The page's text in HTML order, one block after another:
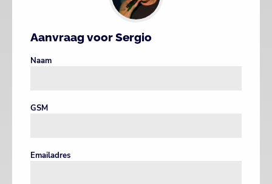
Aanvraag voor Sergio
Naam
GSM
Emailadres